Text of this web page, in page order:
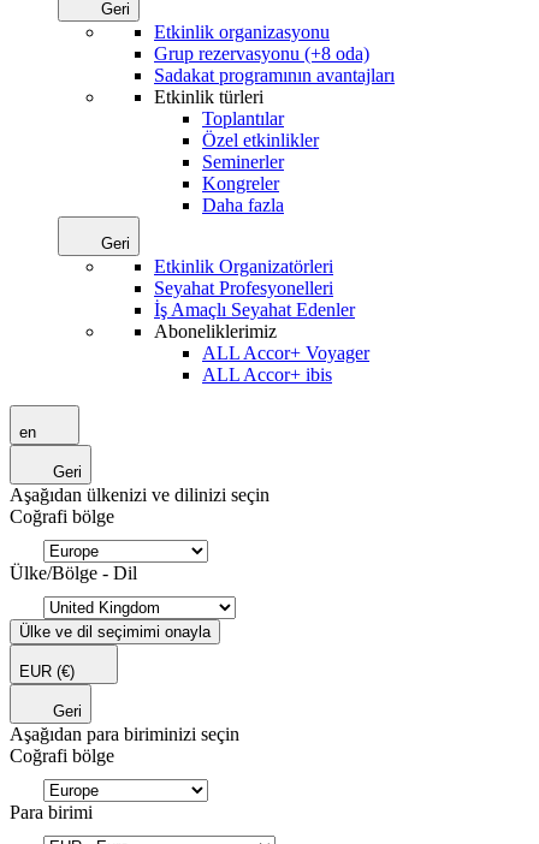
Geri
Etkinlik organizasyonu
Grup rezervasyonu (+8 oda)
Sadakat programının avantajları
Etkinlik türleri
Toplantılar
Özel etkinlikler
Seminerler
Kongreler
Daha fazla
Geri
Etkinlik Organizatörleri
Seyahat Profesyonelleri
İş Amaçlı Seyahat Edenler
Aboneliklerimiz
ALL Accor+ Voyager
ALL Accor+ ibis
en
Geri
Aşağıdan ülkenizi ve dilinizi seçin
Coğrafi bölge
Ülke/Bölge - Dil
Ülke ve dil seçimimi onayla
EUR (€)
Geri
Aşağıdan para biriminizi seçin
Coğrafi bölge
Para birimi